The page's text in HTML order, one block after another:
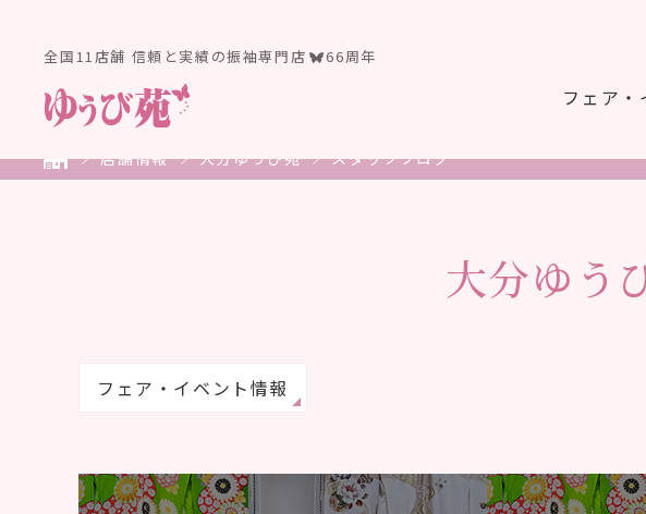
全国11店舗 信頼と実績の振袖専門店 66周年
フェア
店舗情報 大分ゆうび苑 スタッフブログ
大分ゆう
フェア・イベント情報